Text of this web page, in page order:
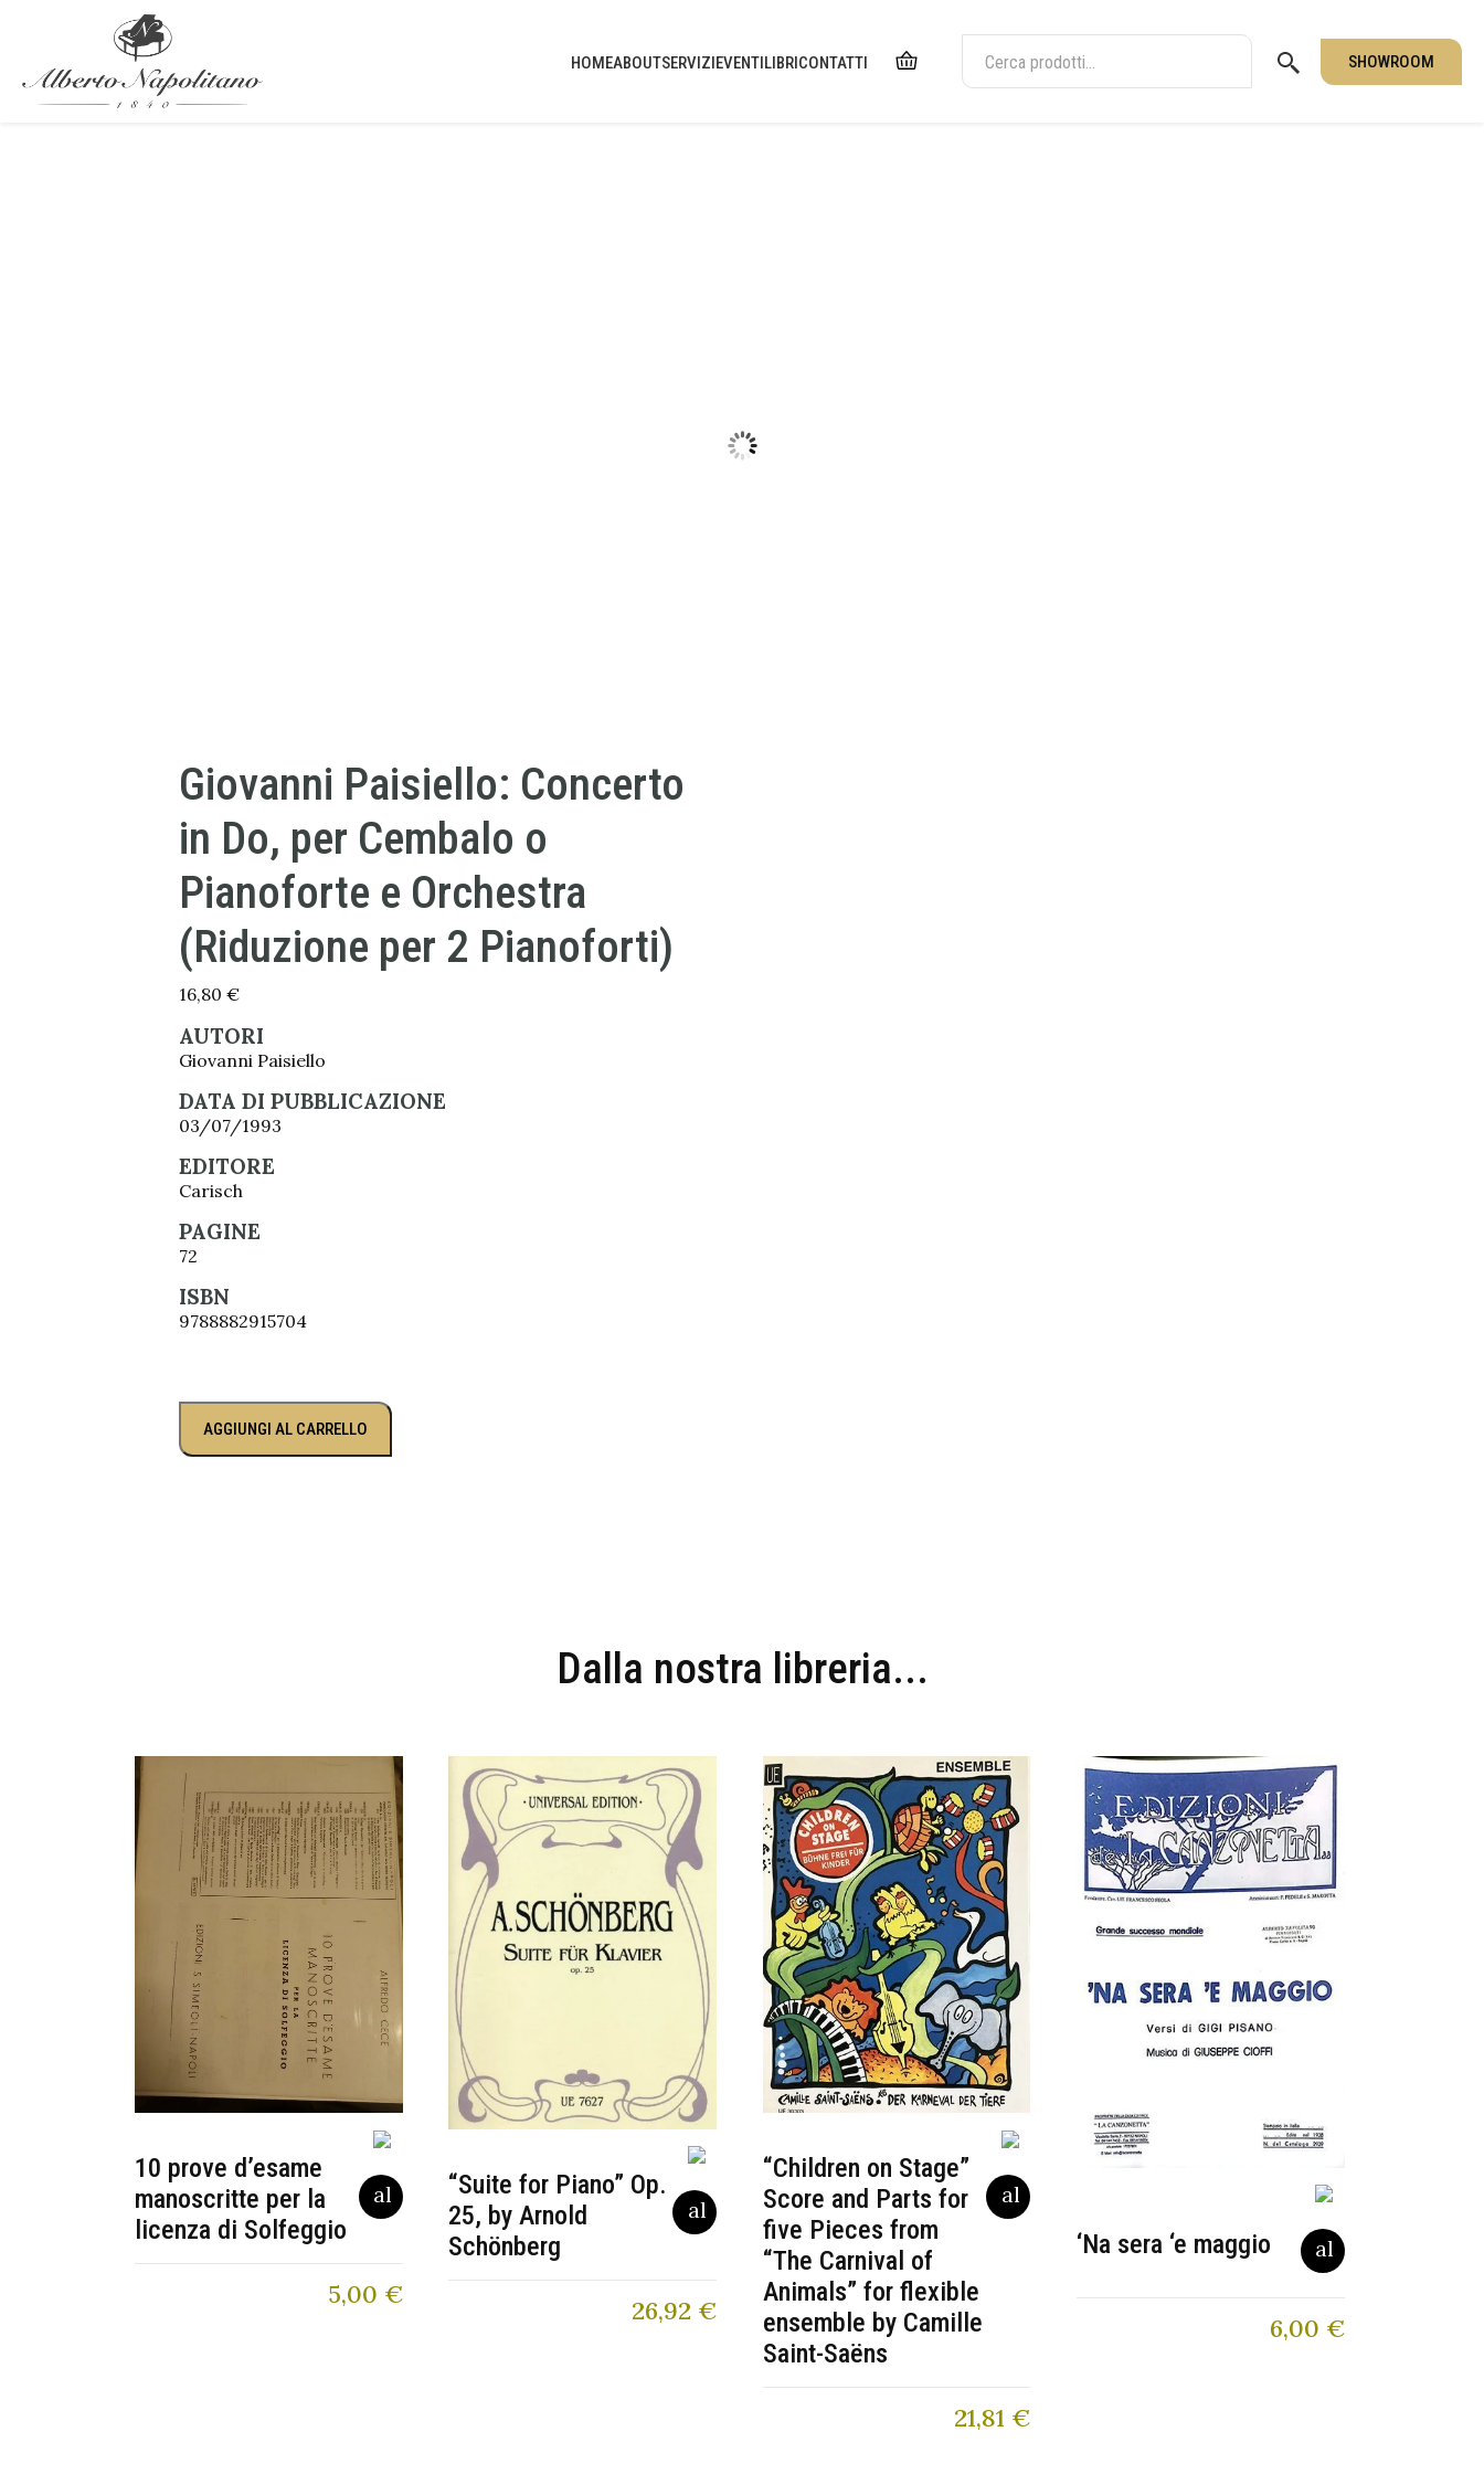
HOMEABOUTSERVIZIEVENTILIBRICONTATTI SHOWROOM
Giovanni Paisiello: Concerto
in Do, per Cembalo o
Pianoforte e Orchestra
(Riduzione per 2 Pianoforti)
16,80 €
AUTORI
Giovanni Paisiello
DATA DI PUBBLICAZIONE
03/07/1993
EDITORE
Carisch
PAGINE
72
ISBN
9788882915704
AGGIUNGI AL CARRELLO
Dalla nostra libreria...
10 prove d’esame
manoscritte per la
licenza di Solfeggio
5,00 €
“Suite for Piano” Op.
25, by Arnold
Schönberg
26,92 €
“Children on Stage”
Score and Parts for
five Pieces from
“The Carnival of
Animals” for flexible
ensemble by Camille
Saint-Saëns
21,81 €
‘Na sera ‘e maggio
6,00 €